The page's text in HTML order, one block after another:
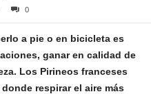
0
a pie o en bicicleta es
ganar en calidad de
Los Pirineos franceses
respirar el aire más